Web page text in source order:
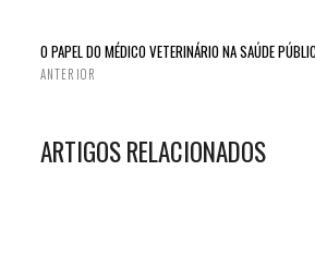
O PAPEL DO MÉDICO VETERINÁRIO NA SAÚDE
ANTERIOR
ARTIGOS RELACIONADOS